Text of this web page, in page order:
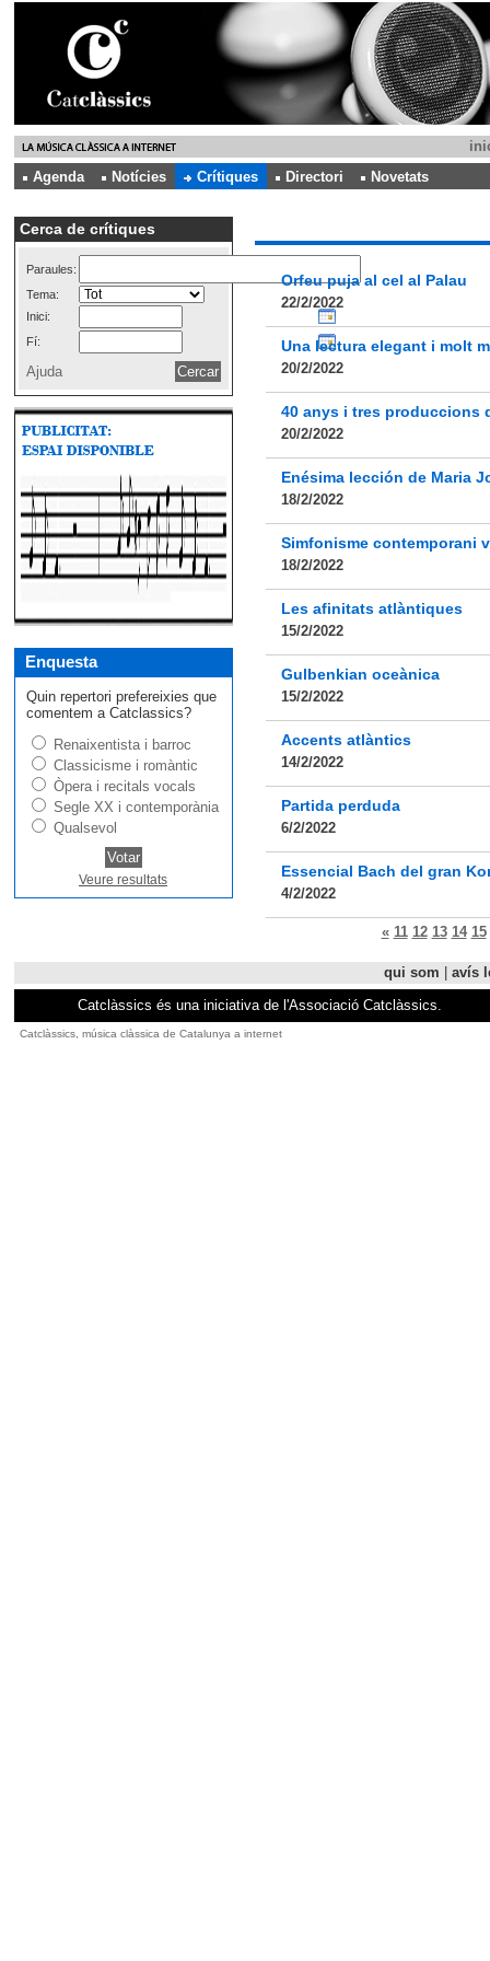
Agenda
Notícies Crítiques Directori Novetats
Cerca de crítiques
Paraules:
Tema:
Inici:
Fí:
Ajuda
Enquesta
Quin repertori prefereixies que
comentem a Catclassics?
Renaixentista i barroc
Classicisme i romàntic
Òpera i recitals vocals
Segle XX i contemporània
Qualsevol
Veure resultats
Orfeu puja al cel al Palau
22/2/2022
Una lectura elegant i molt
20/2/2022
40 anys i tres produccions
20/2/2022
Enésima lección de Maria
18/2/2022
Simfonisme contemporani
18/2/2022
Les afinitats atlàntiques
15/2/2022
Gulbenkian oceànica
15/2/2022
Accents atlàntics
14/2/2022
Partida perduda
6/2/2022
Essencial Bach del gran
4/2/2022
« 11 12 13 14 15
qui som
avís
Catclàssics és una iniciativa de l'Associació Catclàssics.
Catclàssics, música clàssica de Catalunya a internet